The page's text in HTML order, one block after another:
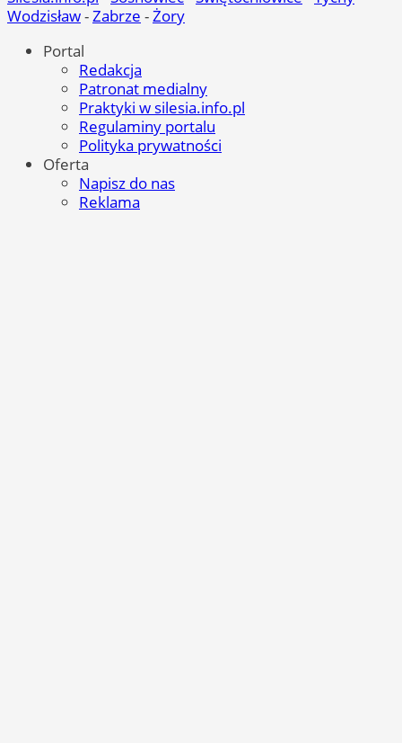
Wodzisław-Zabrze -Żory
Portal
Redakcja
Patronat medialny
Praktyki w silesia.info.pl
Regulaminy portalu
Polityka prywatności
Oferta
Napisz do nas
Reklama